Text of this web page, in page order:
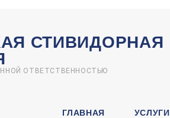
СТИВИДОРНАЯ
ОТВЕТСТВЕННОСТЬЮ
ГЛАВНАЯ УСЛУГИ